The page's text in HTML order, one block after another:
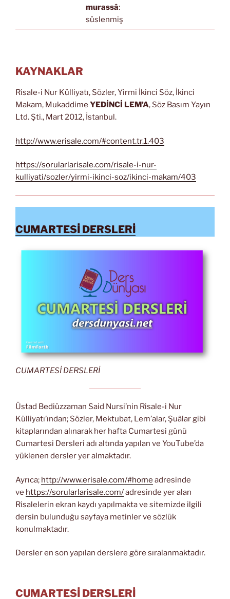
murassâ:
süslenmiş
KAYNAKLAR
Risale-i Nur Külliyatı, Sözler, Yirmi İkinci Söz, İkinci
Makam, Mukaddime YEDİNCİ LEM’A, Söz Basım Yayın
Ltd. Şti., Mart 2012, İstanbul.
http://www.erisale.com/#content.tr.1.403
https://sorularlarisale.com/risale-i-nur-
kulliyati/sozler/yirmi-ikinci-soz/ikinci-makam/403
CUMARTESİ DERSLERİ
CUMARTESİ DERSLERİ
Üstad Bediüzzaman Said Nursi’nin Risale-i Nur
Külliyatı’ından; Sözler, Mektubat, Lem’alar, Şuâlar gibi
kitaplarından alınarak her hafta Cumartesi günü
Cumartesi Dersleri adı altında yapılan ve YouTube’da
yüklenen dersler yer almaktadır.
Ayrıca; http://www.erisale.com/#home adresinde
ve https://sorularlarisale.com/adresinde yer alan
Risalelerin ekran kaydı yapılmakta ve sitemizde ilgili
dersin bulunduğu sayfaya metinler ve sözlük
konulmaktadır.
Dersler en son yapılan derslere göre sıralanmaktadır.
CUMARTESİ DERSLERİ